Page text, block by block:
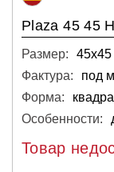
Plaza 45 45
Размер:
45х45
Фактура:
под
Форма:
Особенности:
Товар